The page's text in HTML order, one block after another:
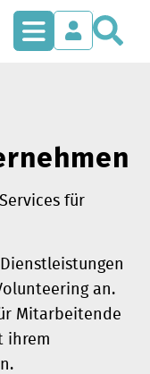
für
an.
Mitarbeitende
ihrem